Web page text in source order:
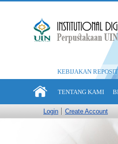
KEBIJAKAN
TENTANG KAMI
Login Create Account